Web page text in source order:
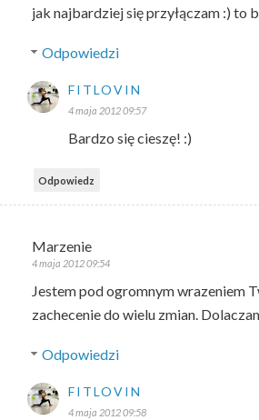
jak najbardziej się przyłączam :) to
Odpowiedzi
FITLOVIN
4 maja 2012 09:57
Bardzo się cieszę! :)
Odpowiedz
Marzenie
4 maja 2012 09:54
Jestem pod ogromnym wrazeniem
zachecenie do wielu zmian.
Odpowiedzi
FITLOVIN
4 maja 2012 09:58